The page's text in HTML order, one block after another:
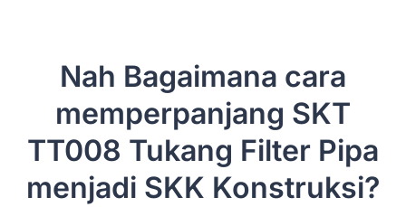
Nah Bagaimana cara
memperpanjang SKT
TT008 Tukang Filter Pipa
menjadi SKK Konstruksi?